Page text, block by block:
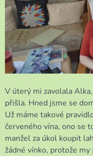
V úterý mi zavolala
přišla. Hned jsme se
Už máme takové
červeného vína, ono se
manžel za úkol koupit
žádné vínko, protože my